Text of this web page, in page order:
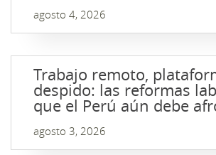
agosto 4, 2026
Trabajo remoto,
despido: las reformas
que el Perú aún debe
agosto 3, 2026